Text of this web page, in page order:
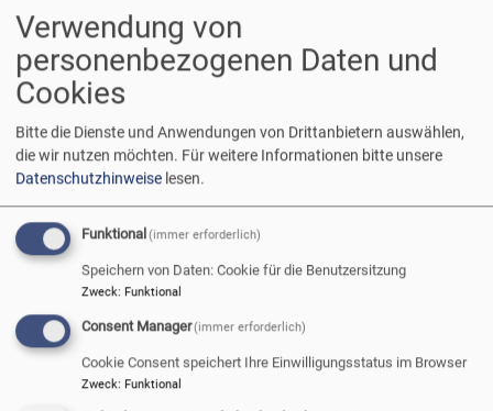
Worum geht es überhaupt?
Wie erreicht man als Kirchengemeinde die Jugendlichen
nach der Konfirmation? Junge Familien bauen ihr Haus am
Ort, aber tauchen im Gottesdienst nicht auf. Die jungen
am Wochenende zu Hause, ohne Kontakt zur Kirche. Die
Kirchenvorsteher und Pfarrer und Kirchenmusiker und
weniger. Der Frust wächst.
Was tun? Die Grundidee des PuK-Prozesses ist:
Die Kirchenleitung hat keine Lösung
Die Lösungen müssen vor Ort gefunden werden –
und können ganz unterschiedlich sein
Verwendung von
personenbezogenen Daten und
Cookies
Bitte die Dienste und Anwendungen von Drittanbietern auswählen,
die wir nutzen möchten. Für weitere Informationen bitte unsere
Datenschutzhinweise lesen.
Funktional (immer erforderlich)
Speichern von Daten: Cookie für die Benutzersitzung
Zweck: Funktional
Consent Manager(immer erforderlich)
Cookie Consent speichert Ihre Einwilligungsstatus im Browser
Zweck: Funktional